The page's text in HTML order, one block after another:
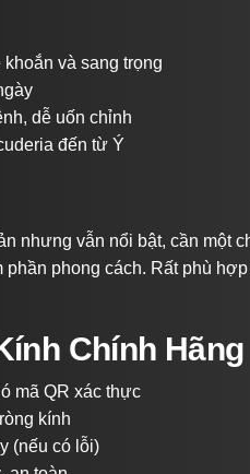
và sang trọng
dễ uốn chỉnh
đến từ Ý
nhưng vẫn nổi bật, cần một
phần phong cách. Rất phù
Chính Hãng
mã QR xác thực
kính
(nếu có lỗi)